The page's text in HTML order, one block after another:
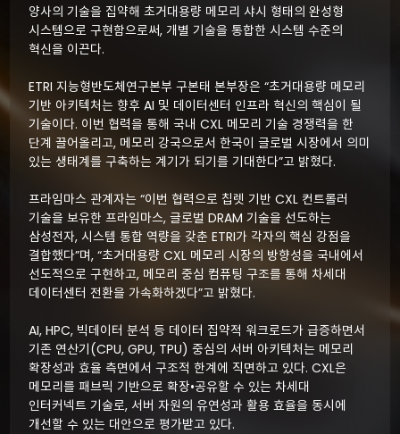
양사의 기술을 집약해 초거대용량 메모리 샤시 형태의 완성형
시스템으로 구현함으로써, 개별 기술을 통합한 시스템 수준의
혁신을 이끈다.
ETRI 지능형반도체연구본부 구본태 본부장은 “초거대용량 메모리
기반 아키텍처는 향후 AI 및 데이터센터 인프라 혁신의 핵심이 될
기술이다. 이번 협력을 통해 국내 CXL 메모리 기술 경쟁력을 한
단계 끌어올리고, 메모리 강국으로서 한국이 글로벌 시장에서 의미
있는 생태계를 구축하는 계기가 되기를 기대한다”고 밝혔다.
프라임마스 관계자는 “이번 협력으로 칩렛 기반 CXL 컨트롤러
기술을 보유한 프라임마스, 글로벌 DRAM 기술을 선도하는
삼성전자, 시스템 통합 역량을 갖춘 ETRI가 각자의 핵심 강점을
결합했다”며, “초거대용량 CXL 메모리 시장의 방향성을 국내에서
선도적으로 구현하고, 메모리 중심 컴퓨팅 구조를 통해 차세대
데이터센터 전환을 가속화하겠다”고 밝혔다.
AI, HPC, 빅데이터 분석 등 데이터 집약적 워크로드가 급증하면서
기존 연산기(CPU, GPU, TPU) 중심의 서버 아키텍처는 메모리
확장성과 효율 측면에서 구조적 한계에 직면하고 있다. CXL은
메모리를 패브릭 기반으로 확장•공유할 수 있는 차세대
인터커넥트 기술로, 서버 자원의 유연성과 활용 효율을 동시에
개선할 수 있는 대안으로 평가받고 있다.